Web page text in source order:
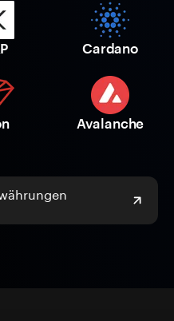
Cardano
Avalanche